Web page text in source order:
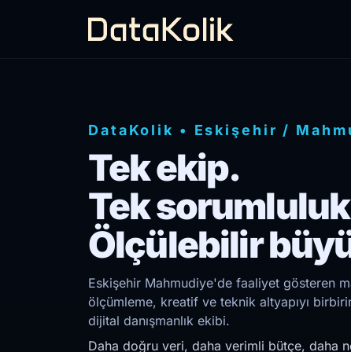
DataKolik • Eskişehir /
Tek ekip.
Tek
Ölçülebilir
Eskişehir Mahmudiye'de faaliyet gösteren
ölçümleme, kreatif ve teknik altyapıyı
dijital danışmanlık ekibi.
Daha doğru veri, daha verimli bütçe, daha